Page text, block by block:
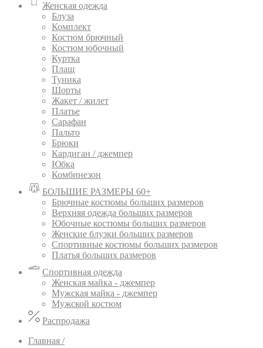
Женская одежда
Блуза
Комплект
Костюм брючный
Костюм юбочный
Куртка
Плащ
Туника
Шорты
Жакет / жилет
Платье
Сарафан
Пальто
Брюки
Кардиган / джемпер
Юбка
Комбинезон
БОЛЬШИЕ РАЗМЕРЫ 60+
Брючные костюмы больших размеров
Верхняя одежда больших размеров
Юбочные костюмы больших размеров
Женские блузки больших размеров
Спортивные костюмы больших размеров
Платья больших размеров
Спортивная одежда
Женская майка - джемпер
Мужская майка - джемпер
Мужской костюм
Распродажа
Главная /